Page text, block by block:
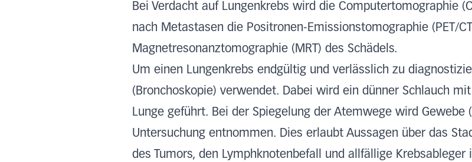
Bei Verdacht auf Lungenkrebs wird die Computertomographie
nach Metastasen die Positronen-Emissionstomographie (PET/
Magnetresonanztomographie (MRT) des Schädels.
Um einen Lungenkrebs endgültig und verlässlich zu
(Bronchoskopie) verwendet. Dabei wird ein dünner Schlauch
Lunge geführt. Bei der Spiegelung der Atemwege wird Gewebe
Untersuchung entnommen. Dies erlaubt Aussagen über das
des Tumors, den Lymphknotenbefall und allfällige Krebsableger